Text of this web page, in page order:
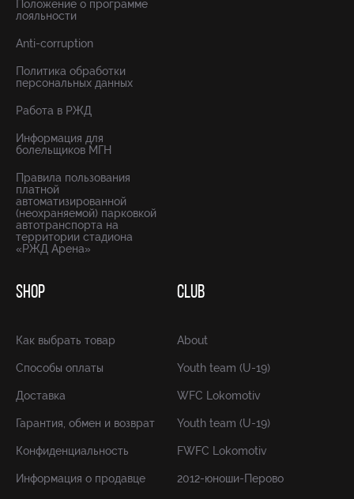
Положение о программе
лояльности
Anti-corruption
Политика обработки
персональных данных
Работа в РЖД
Информация для
болельщиков МГН
Правила пользования
платной
автоматизированной
(неохраняемой) парковкой
автотранспорта на
территории стадиона
«РЖД Арена»
SHOP
Как выбрать товар
Способы оплаты
Доставка
Гарантия, обмен и возврат
Конфиденциальность
Информация о продавце
CLUB
About
Youth team (U-19)
WFC Lokomotiv
Youth team (U-19)
FWFC Lokomotiv
2012-юноши-Перово